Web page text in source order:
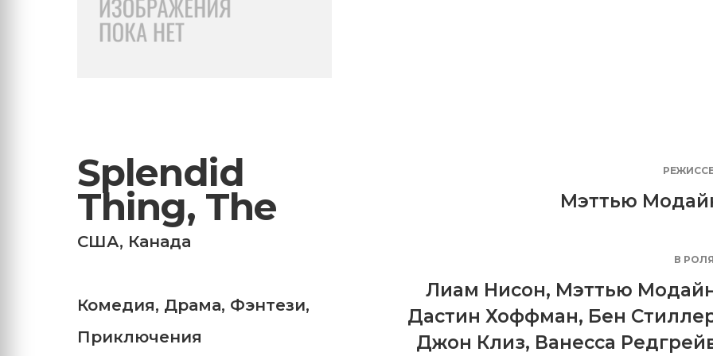
Splendid
Thing, The
США, Канада
Комедия, Драма, Фэнтези,
Приключения
Мэттью
В
Лиам Нисон, Мэттью
Дастин Хоффман, Бен
Джон Клиз, Ванесса